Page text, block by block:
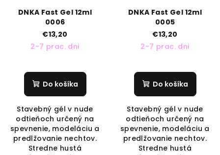
DNKA Fast Gel 12ml
0006
€13,20
2-7 prac. dni
Do košíka
Stavebný gél v nude
odtieňoch určený na
spevnenie, modeláciu a
predlžovanie nechtov.
Stredne hustá
DNKA Fast Gel 12ml
0005
€13,20
2-7 prac. dni
Do košíka
Stavebný gél v nude
odtieňoch určený na
spevnenie, modeláciu a
predlžovanie nechtov.
Stredne hustá